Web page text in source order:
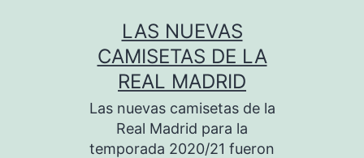
LAS NUEVAS
CAMISETAS DE LA
REAL MADRID
Las nuevas camisetas de la
Real Madrid para la
temporada 2020/21 fueron